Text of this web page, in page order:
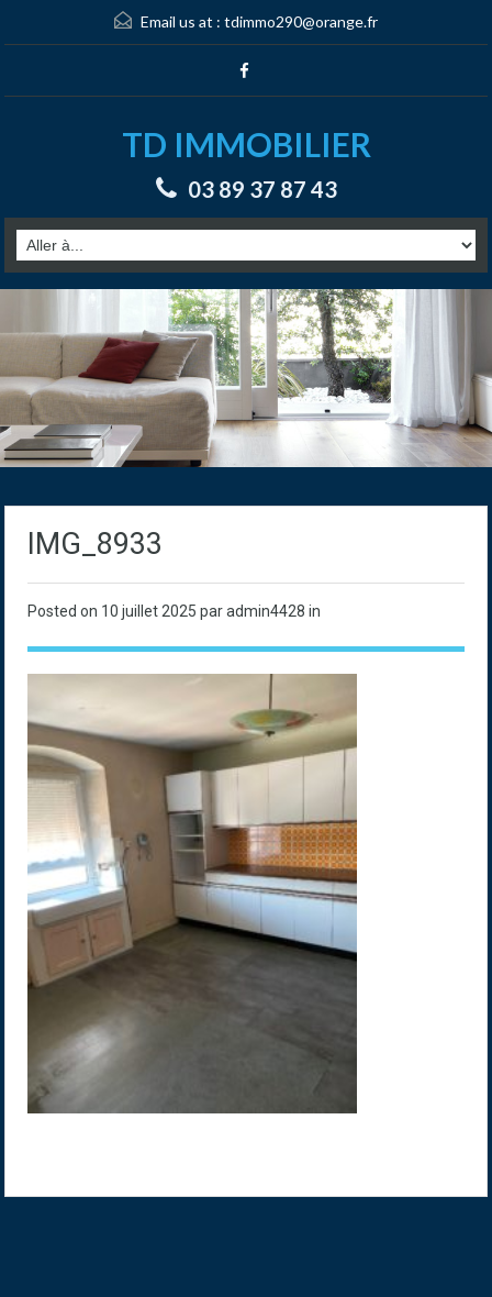
Email us at : tdimmo290@orange.fr
TD IMMOBILIER
03 89 37 87 43
IMG_8933
Posted on 10 juillet 2025 par admin4428 in